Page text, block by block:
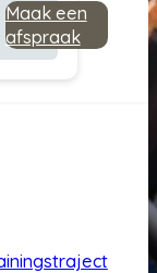
Maak een
afspraak